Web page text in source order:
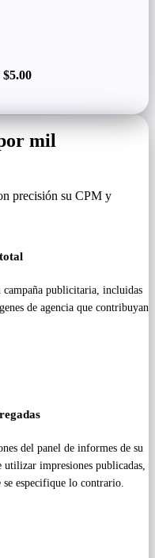
$5.00
mil
precisión su CPM y
campaña publicitaria, incluidas
de agencia que contribuyan
del panel de informes de su
impresiones publicadas,
especifique lo contrario.